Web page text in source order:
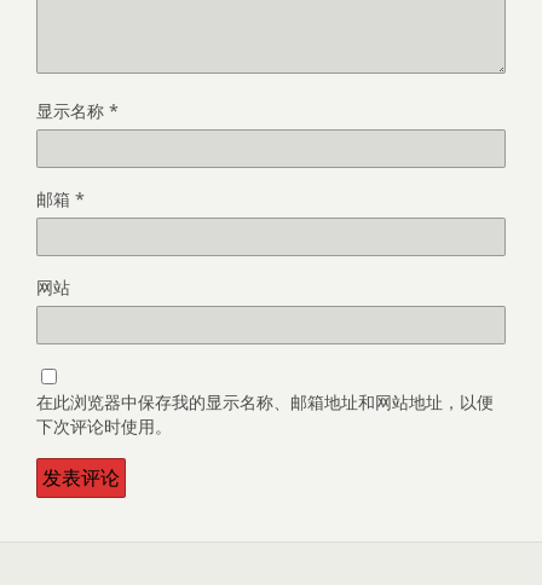
显示名称 *
邮箱 *
网站
在此浏览器中保存我的显示名称、邮箱地址和网站地址，以便
下次评论时使用。